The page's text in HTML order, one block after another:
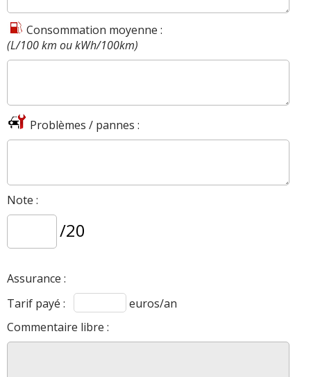
Consommation moyenne :
(L/100 km ou kWh/100km)
Problèmes / pannes :
Note :
/20
Assurance :
Tarif payé :
euros/an
Commentaire libre :